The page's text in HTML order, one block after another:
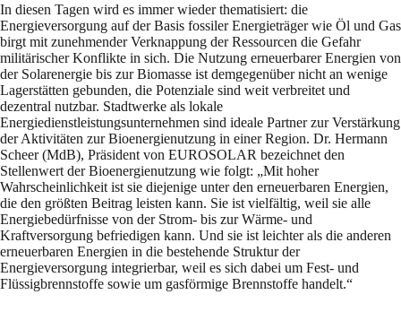
In diesen Tagen wird es immer wieder thematisiert: die
Energieversorgung auf der Basis fossiler Energieträger wie Öl und Gas
birgt mit zunehmender Verknappung der Ressourcen die Gefahr
militärischer Konflikte in sich. Die Nutzung erneuerbarer Energien von
der Solarenergie bis zur Biomasse ist demgegenüber nicht an wenige
Lagerstätten gebunden, die Potenziale sind weit verbreitet und
dezentral nutzbar. Stadtwerke als lokale
Energiedienstleistungsunternehmen sind ideale Partner zur Verstärkung
der Aktivitäten zur Bioenergienutzung in einer Region. Dr. Hermann
Scheer (MdB), Präsident von EUROSOLAR bezeichnet den
Stellenwert der Bioenergienutzung wie folgt: „Mit hoher
Wahrscheinlichkeit ist sie diejenige unter den erneuerbaren Energien,
die den größten Beitrag leisten kann. Sie ist vielfältig, weil sie alle
Energiebedürfnisse von der Strom- bis zur Wärme- und
Kraftversorgung befriedigen kann. Und sie ist leichter als die anderen
erneuerbaren Energien in die bestehende Struktur der
Energieversorgung integrierbar, weil es sich dabei um Fest- und
Flüssigbrennstoffe sowie um gasförmige Brennstoffe handelt.“